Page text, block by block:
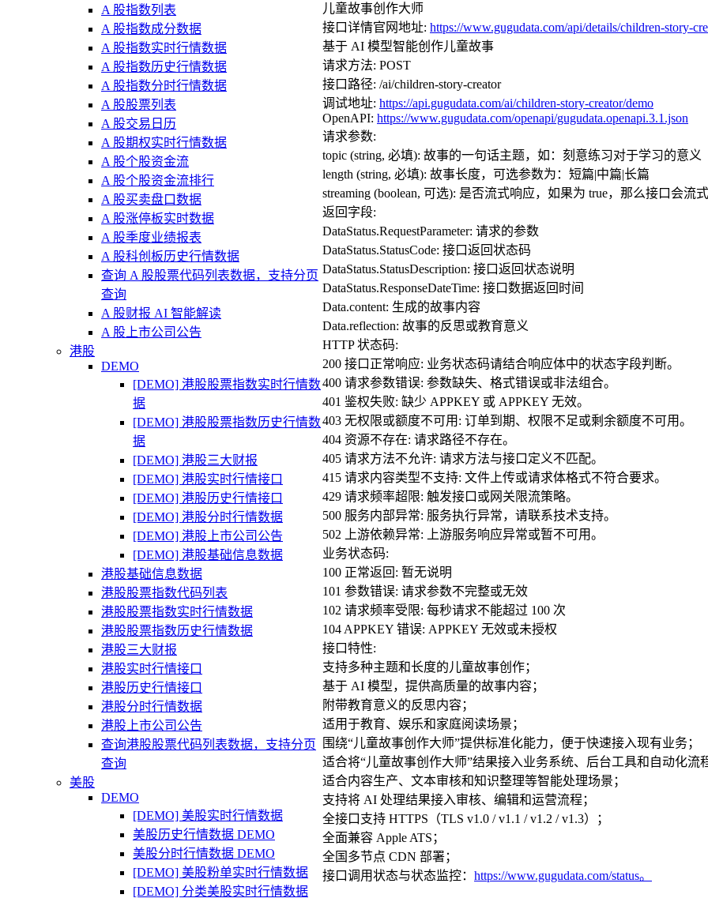
A 股指数列表
A 股指数成分数据
A 股指数实时行情数据
A 股指数历史行情数据
A 股指数分时行情数据
A 股股票列表
A 股交易日历
A 股期权实时行情数据
A 股个股资金流
A 股个股资金流排行
A 股买卖盘口数据
A 股涨停板实时数据
A 股季度业绩报表
A 股科创板历史行情数据
查询 A 股股票代码列表数据，支持分页
查询
A 股财报 AI 智能解读
A 股上市公司公告
港股
DEMO
[DEMO] 港股股票指数实时行情数
据
[DEMO] 港股股票指数历史行情数
据
[DEMO] 港股三大财报
[DEMO] 港股实时行情接口
[DEMO] 港股历史行情接口
[DEMO] 港股分时行情数据
[DEMO] 港股上市公司公告
[DEMO] 港股基础信息数据
港股基础信息数据
港股股票指数代码列表
港股股票指数实时行情数据
港股股票指数历史行情数据
港股三大财报
港股实时行情接口
港股历史行情接口
港股分时行情数据
港股上市公司公告
查询港股股票代码列表数据，支持分页
查询
美股
DEMO
[DEMO] 美股实时行情数据
美股历史行情数据 DEMO
美股分时行情数据 DEMO
[DEMO] 美股粉单实时行情数据
[DEMO] 分类美股实时行情数据
儿童故事创作大师
接口详情官网地址: https://www.gugudata.com/api/details/children-story-
基于 AI 模型智能创作儿童故事
请求方法: POST
接口路径: /ai/children-story-creator
调试地址: https://api.gugudata.com/ai/children-story-creator/demo
OpenAPI: https://www.gugudata.com/openapi/gugudata.openapi.3.1.json
请求参数:
topic (string, 必填): 故事的一句话主题，如：刻意练习对于学习的意义
length (string, 必填): 故事长度，可选参数为：短篇|中篇|长篇
streaming (boolean, 可选): 是否流式响应，如果为 true，那么接口会
返回字段:
DataStatus.RequestParameter: 请求的参数
DataStatus.StatusCode: 接口返回状态码
DataStatus.StatusDescription: 接口返回状态说明
DataStatus.ResponseDateTime: 接口数据返回时间
Data.content: 生成的故事内容
Data.reflection: 故事的反思或教育意义
HTTP 状态码:
200 接口正常响应: 业务状态码请结合响应体中的状态字段判断。
400 请求参数错误: 参数缺失、格式错误或非法组合。
401 鉴权失败: 缺少 APPKEY 或 APPKEY 无效。
403 无权限或额度不可用: 订单到期、权限不足或剩余额度不可用。
404 资源不存在: 请求路径不存在。
405 请求方法不允许: 请求方法与接口定义不匹配。
415 请求内容类型不支持: 文件上传或请求体格式不符合要求。
429 请求频率超限: 触发接口或网关限流策略。
500 服务内部异常: 服务执行异常，请联系技术支持。
502 上游依赖异常: 上游服务响应异常或暂不可用。
业务状态码:
100 正常返回: 暂无说明
101 参数错误: 请求参数不完整或无效
102 请求频率受限: 每秒请求不能超过 100 次
104 APPKEY 错误: APPKEY 无效或未授权
接口特性:
支持多种主题和长度的儿童故事创作；
基于 AI 模型，提供高质量的故事内容；
附带教育意义的反思内容；
适用于教育、娱乐和家庭阅读场景；
围绕“儿童故事创作大师”提供标准化能力，便于快速接入现有业务；
适合将“儿童故事创作大师”结果接入业务系统、后台工具和自动化流
适合内容生产、文本审核和知识整理等智能处理场景；
支持将 AI 处理结果接入审核、编辑和运营流程；
全接口支持 HTTPS（TLS v1.0 / v1.1 / v1.2 / v1.3）；
全面兼容 Apple ATS；
全国多节点 CDN 部署；
接口调用状态与状态监控： https://www.gugudata.com/status。